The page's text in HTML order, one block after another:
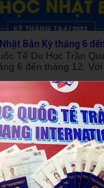
Bản Kỳ tháng 6
Tế Du Học Trần
6 đến tháng 12.
để du học sinh hoàn
giờ học hoặc N5).